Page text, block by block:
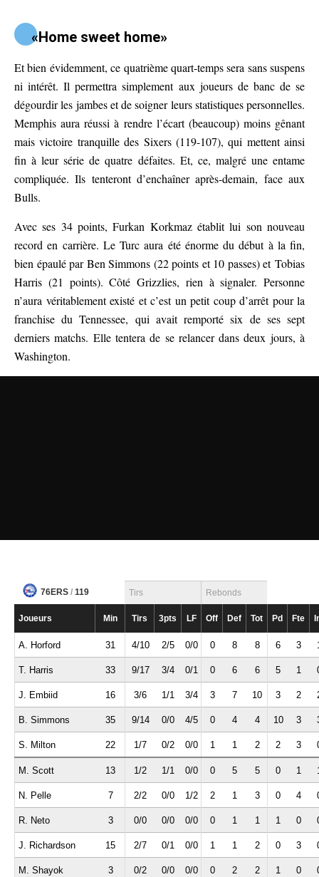
«Home sweet home»
Et bien évidemment, ce quatrième quart-temps sera sans suspens
ni intérêt. Il permettra simplement aux joueurs de banc de se
dégourdir les jambes et de soigner leurs statistiques personnelles.
Memphis aura réussi à rendre l’écart (beaucoup) moins gênant
mais victoire tranquille des Sixers (119-107), qui mettent ainsi
fin à leur série de quatre défaites. Et, ce, malgré une entame
compliquée. Ils tenteront d’enchaîner après-demain, face aux
Bulls.
Avec ses 34 points, Furkan Korkmaz établit lui son nouveau
record en carrière. Le Turc aura été énorme du début à la fin,
bien épaulé par Ben Simmons (22 points et 10 passes) et Tobias
Harris (21 points). Côté Grizzlies, rien à signaler. Personne
n’aura véritablement existé et c’est un petit coup d’arrêt pour la
franchise du Tennessee, qui avait remporté six de ses sept
derniers matchs. Elle tentera de se relancer dans deux jours, à
Washington.
76ERS / 119 Tirs Rebonds
Joueurs Min Tirs 3pts LF Off Def Tot Pd Fte
A. Horford 31 4/10 2/5 0/0 0 8 8 6 3
T. Harris 33 9/17 3/4 0/1 0 6 6 5 1
J. Embiid 16 3/6 1/1 3/4 3 7 10 3 2
B. Simmons 35 9/14 0/0 4/5 0 4 4 10 3
S. Milton 22 1/7 0/2 0/0 1 1 2 2 3
M. Scott 13 1/2 1/1 0/0 0 5 5 0 1
N. Pelle 7 2/2 0/0 1/2 2 1 3 0 4
R. Neto 3 0/0 0/0 0/0 0 1 1 1 0
J. Richardson 15 2/7 0/1 0/0 1 1 2 0 3
M. Shayok 3 0/2 0/0 0/0 0 2 2 1 0